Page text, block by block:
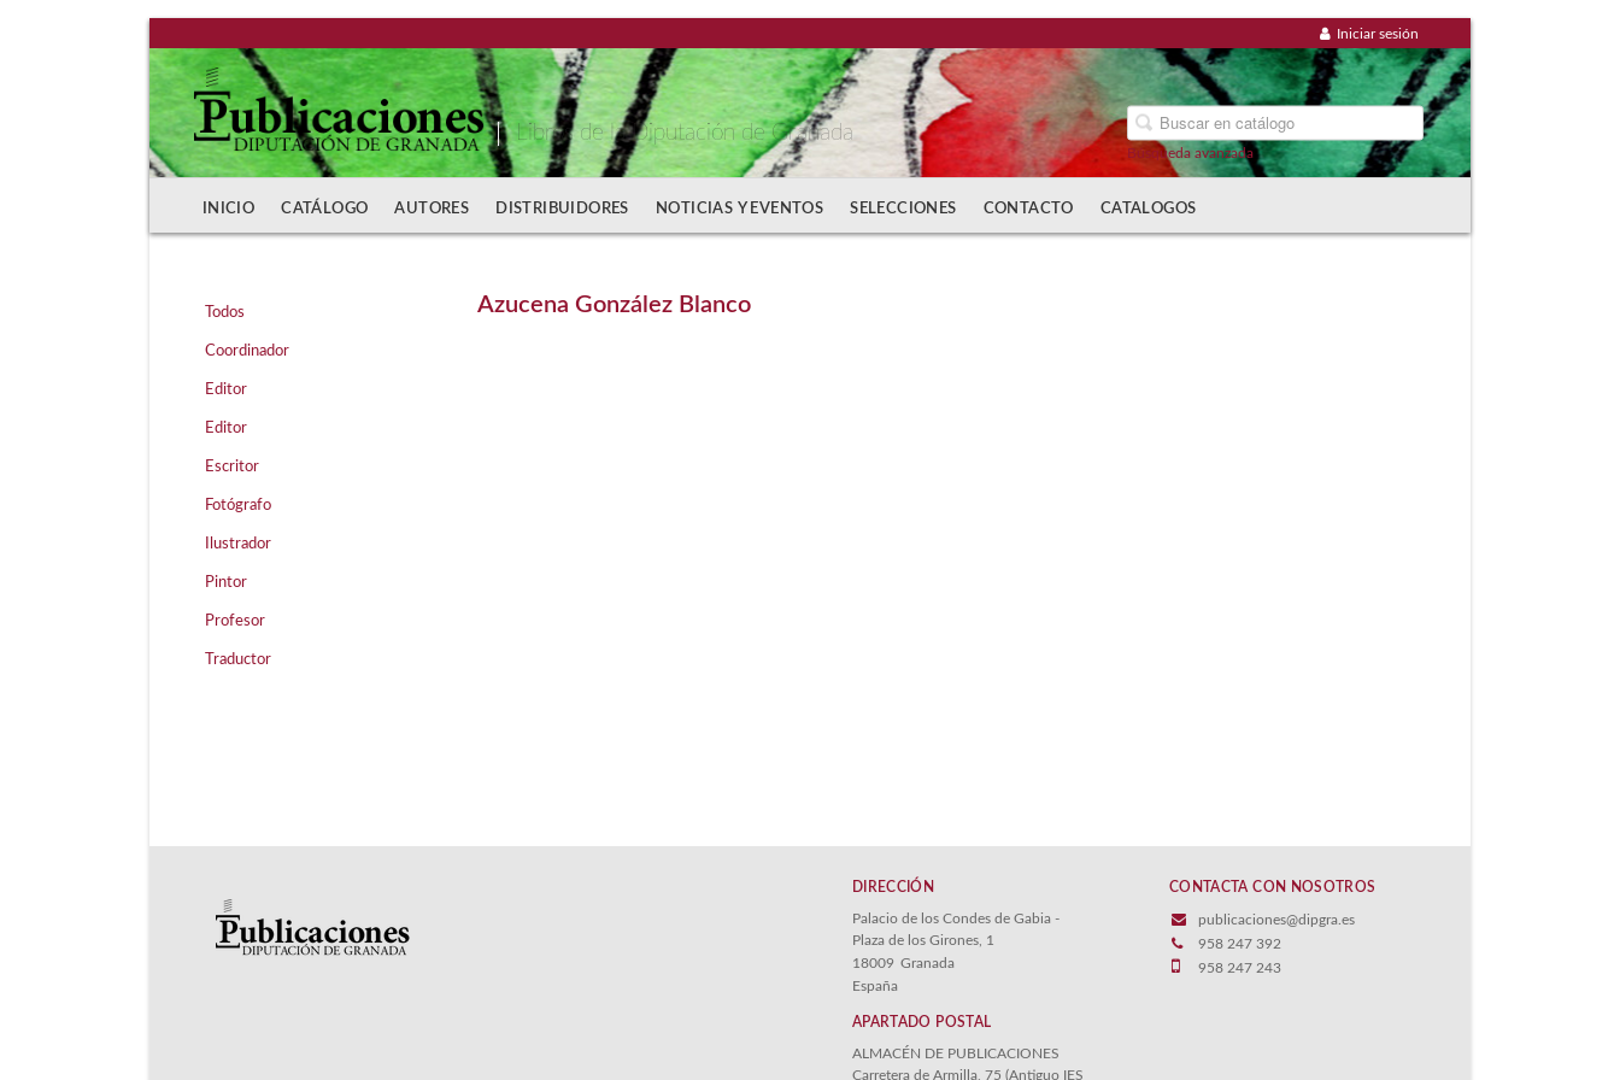
Iniciar sesión
Libros de la Diputación de Granada
Búsqueda avanzada
INICIO CATÁLOGO AUTORES DISTRIBUIDORES NOTICIAS Y EVENTOS SELECCIONES CONTACTO CATALOGOS
Todos
Coordinador
Editor
Editor
Escritor
Fotógrafo
Ilustrador
Pintor
Profesor
Traductor
Azucena González Blanco
DIRECCIÓN
Palacio de los Condes de Gabia -
Plaza de los Girones, 1
18009 Granada
España
APARTADO POSTAL
ALMACÉN DE PUBLICACIONES
Carretera de Armilla, 75 (Antiguo IES
CONTACTA CON NOSOTROS
publicaciones@dipgra.es
958 247 392
958 247 243